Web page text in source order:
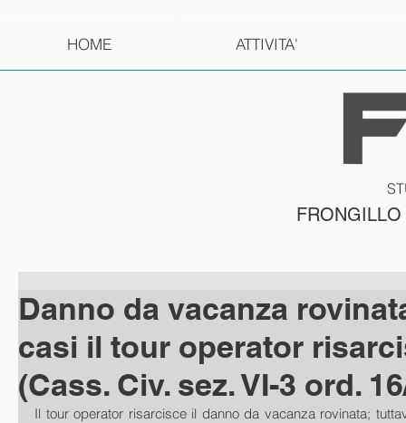
HOME ATTIVITA'
Danno da vacanza
casi il tour operator
(Cass. Civ. sez. VI-3 ord.
Il tour operator risarcisce il danno da vacanza rovinata;